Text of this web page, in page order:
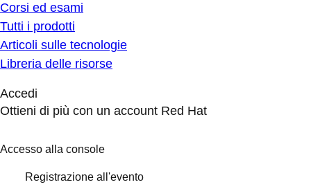
Corsi ed esami
Tutti i prodotti
Articoli sulle tecnologie
Libreria delle risorse
Accedi
Ottieni di più con un account Red Hat
Accesso alla console
Registrazione all'evento